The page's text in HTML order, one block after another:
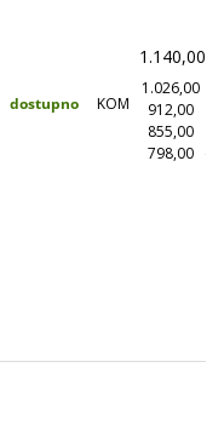
dostupno KOM
1.140,00
1.026,00
912,00
855,00
798,00